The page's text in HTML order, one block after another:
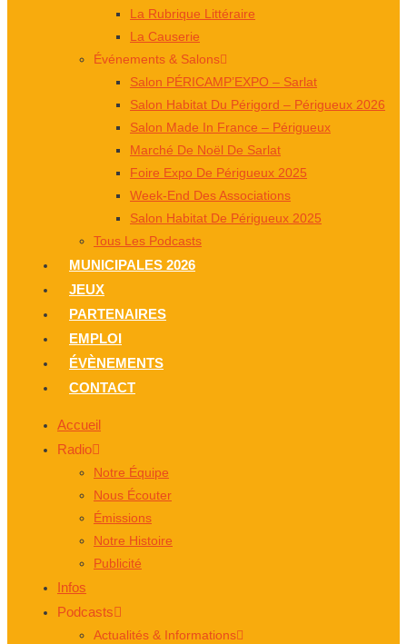
La Rubrique Littéraire
La Causerie
Événements & Salons
Salon PÉRICAMP’EXPO – Sarlat
Salon Habitat Du Périgord – Périgueux 2026
Salon Made In France – Périgueux
Marché De Noël De Sarlat
Foire Expo De Périgueux 2025
Week-End Des Associations
Salon Habitat De Périgueux 2025
Tous Les Podcasts
MUNICIPALES 2026
JEUX
PARTENAIRES
EMPLOI
ÉVÈNEMENTS
CONTACT
Accueil
Radio
Notre Équipe
Nous Écouter
Émissions
Notre Histoire
Publicité
Infos
Podcasts
Actualités & Informations